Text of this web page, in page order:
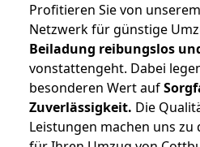
Profitieren Sie von
Netzwerk für günstige
Beiladung reibungslos
vonstattengeht. Dabei
besonderen Wert auf
Zuverlässigkeit. Die
Leistungen machen uns